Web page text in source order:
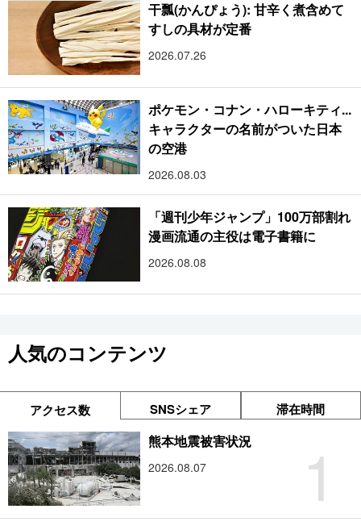
干瓢(かんぴょう): 甘辛く煮含めて
すしの具材が定番
2026.07.26
ポケモン・コナン・ハローキティ...
キャラクターの名前がついた日本
の空港
2026.08.03
「週刊少年ジャンプ」100万部割れ
漫画流通の主役は電子書籍に
2026.08.08
人気のコンテンツ
アクセス数 SNSシェア 滞在時間
1
熊本地震被害状況
2026.08.07